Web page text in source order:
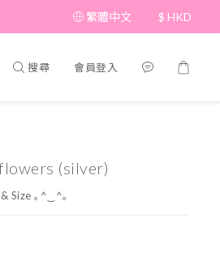
繁體中文 $ HKD
Beauty SHOES&BAG
搜尋 會員登入
(silver)
Size ｡^‿^｡